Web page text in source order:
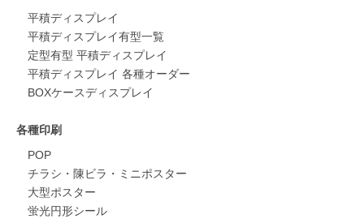
平積ディスプレイ
平積ディスプレイ有型一覧
定型有型 平積ディスプレイ
平積ディスプレイ 各種オーダー
BOXケースディスプレイ
各種印刷
POP
チラシ・陳ビラ・ミニポスター
大型ポスター
蛍光円形シール